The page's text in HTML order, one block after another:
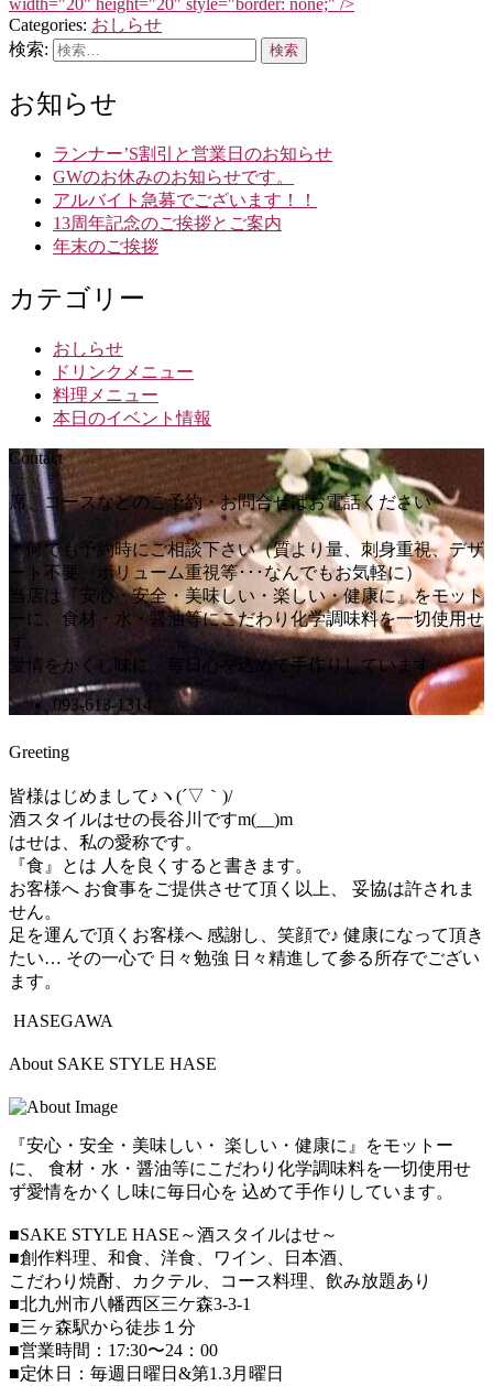
width="20" height="20" style="border: none;" />
Categories: おしらせ
検索:
お知らせ
ランナー’S割引と営業日のお知らせ
GWのお休みのお知らせです。
アルバイト急募でございます！！
13周年記念のご挨拶とご案内
年末のご挨拶
カテゴリー
おしらせ
ドリンクメニュー
料理メニュー
本日のイベント情報
Contact
席、コースなどのご予約・お問合せはお電話ください
＊何でも予約時にご相談下さい（質より量、刺身重視、デザ
ート不要、ボリューム重視等･･･なんでもお気軽に）
当店は『安心・安全・美味しい・楽しい・健康に』をモット
ーに、食材・水・醤油等にこだわり化学調味料を一切使用せ
ず、
愛情をかくし味に、毎日心を込めて手作りしています。
093-613-1314
Greeting
皆様はじめまして♪ヽ(´▽｀)/
酒スタイルはせの長谷川ですm(__)m
はせは、私の愛称です。
『食』とは 人を良くすると書きます。
お客様へ お食事をご提供させて頂く以上、 妥協は許されま
せん。
足を運んで頂くお客様へ 感謝し、笑顔で♪ 健康になって頂き
たい… その一心で 日々勉強 日々精進して参る所存でござい
ます。
HASEGAWA
About SAKE STYLE HASE
『安心・安全・美味しい・ 楽しい・健康に』をモットー
に、 食材・水・醤油等にこだわり化学調味料を一切使用せ
ず愛情をかくし味に毎日心を 込めて手作りしています。
■SAKE STYLE HASE～酒スタイルはせ～
■創作料理、和食、洋食、ワイン、日本酒、
こだわり焼酎、カクテル、コース料理、飲み放題あり
■北九州市八幡西区三ケ森3-3-1
■三ヶ森駅から徒歩１分
■営業時間：17:30〜24：00
■定休日：毎週日曜日&第1.3月曜日